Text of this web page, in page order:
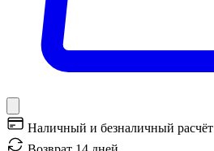
Наличный и безналичный расчёт